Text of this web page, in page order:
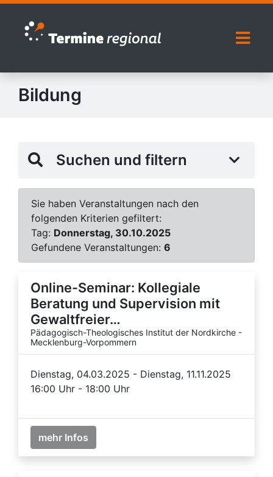
Zur Navigation springen
Zum Inhalt springen
Bildung
Suchen und filtern
Sie haben Veranstaltungen nach den
folgenden Kriterien gefiltert:
Tag: Donnerstag, 30.10.2025
Gefundene Veranstaltungen: 6
Online-Seminar: Kollegiale
Beratung und Supervision mit
Gewaltfreier…
Pädagogisch-Theologisches Institut der Nordkirche -
Mecklenburg-Vorpommern
Dienstag, 04.03.2025 - Dienstag, 11.11.2025
16:00 Uhr - 18:00 Uhr
mehr Infos